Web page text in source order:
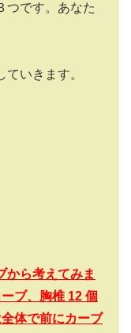
つです。あなた
いきます。
から考えてみま
ブ、胸椎 12 個
体で前にカーブ